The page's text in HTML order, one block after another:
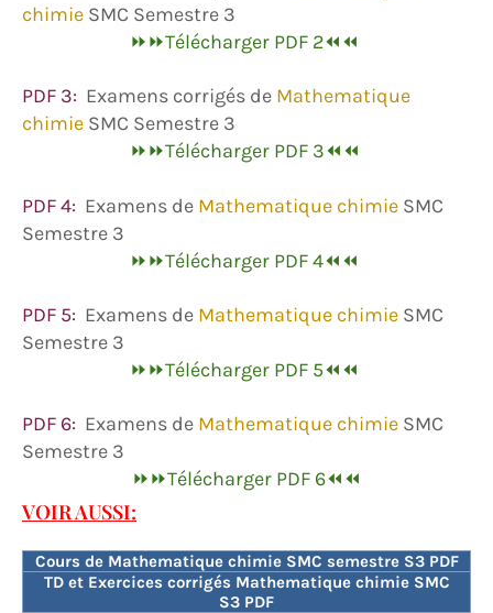
chimie SMC Semestre 3
⏩⏩Télécharger PDF 2⏪⏪
PDF 3: Examens corrigés de Mathematique
chimie SMC Semestre 3
⏩⏩Télécharger PDF 3⏪⏪
PDF 4: Examens de Mathematique chimie SMC
Semestre 3
⏩⏩Télécharger PDF 4⏪⏪
PDF 5: Examens de Mathematique chimie SMC
Semestre 3
⏩⏩Télécharger PDF 5⏪⏪
PDF 6: Examens de Mathematique chimie SMC
Semestre 3
⏩⏩Télécharger PDF 6⏪⏪
VOIR AUSSI:
Cours de Mathematique chimie SMC semestre S3 PDF
TD et Exercices corrigés Mathematique chimie SMC
S3 PDF